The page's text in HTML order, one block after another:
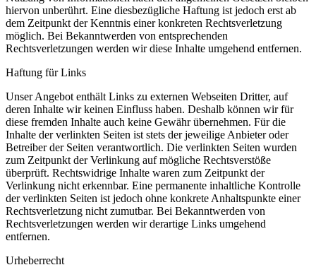
hiervon unberührt. Eine diesbezügliche Haftung ist jedoch erst ab
dem Zeitpunkt der Kenntnis einer konkreten Rechtsverletzung
möglich. Bei Bekanntwerden von entsprechenden
Rechtsverletzungen werden wir diese Inhalte umgehend entfernen.
Haftung für Links
Unser Angebot enthält Links zu externen Webseiten Dritter, auf
deren Inhalte wir keinen Einfluss haben. Deshalb können wir für
diese fremden Inhalte auch keine Gewähr übernehmen. Für die
Inhalte der verlinkten Seiten ist stets der jeweilige Anbieter oder
Betreiber der Seiten verantwortlich. Die verlinkten Seiten wurden
zum Zeitpunkt der Verlinkung auf mögliche Rechtsverstöße
überprüft. Rechtswidrige Inhalte waren zum Zeitpunkt der
Verlinkung nicht erkennbar. Eine permanente inhaltliche Kontrolle
der verlinkten Seiten ist jedoch ohne konkrete Anhaltspunkte einer
Rechtsverletzung nicht zumutbar. Bei Bekanntwerden von
Rechtsverletzungen werden wir derartige Links umgehend
entfernen.
Urheberrecht